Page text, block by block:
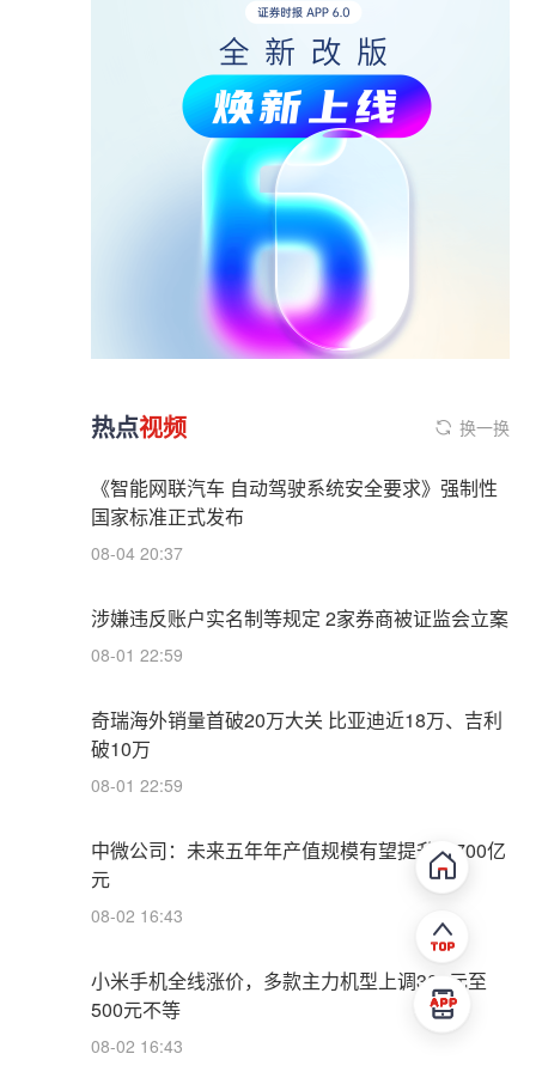
热点视频 换一换
《智能网联汽车 自动驾驶系统安全要求》强制性
国家标准正式发布
08-04 20:37
涉嫌违反账户实名制等规定 2家券商被证监会立案
08-01 22:59
奇瑞海外销量首破20万大关 比亚迪近18万、吉利
破10万
08-01 22:59
中微公司：未来五年年产值规模有望提升至700亿
元
08-02 16:43
小米手机全线涨价，多款主力机型上调300元至
500元不等
08-02 16:43